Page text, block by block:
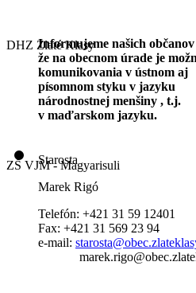
DHZ Zlaté Klasy
ZŠ VJM - Magyarisuli
Informujeme našich
že na obecnom úrade je
komunikovania v ústnom aj
písomnom styku v jazyku
národnostnej menšiny , t.j.
v maďarskom jazyku.
Starosta
Marek Rigó
Telefón: +421 31 59 12401
Fax: +421 31 569 23 94
e-mail: